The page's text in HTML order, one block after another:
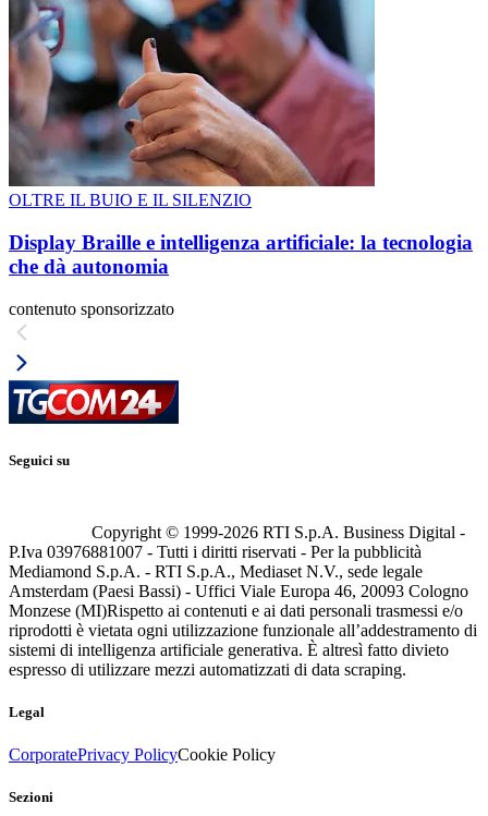
OLTRE IL BUIO E IL SILENZIO
Display Braille e intelligenza artificiale: la tecnologia
che dà autonomia
contenuto sponsorizzato
Seguici su
Copyright © 1999-2026 RTI S.p.A. Business Digital -
P.Iva 03976881007 - Tutti i diritti riservati - Per la pubblicità
Mediamond S.p.A. - RTI S.p.A., Mediaset N.V., sede legale
Amsterdam (Paesi Bassi) - Uffici Viale Europa 46, 20093 Cologno
Monzese (MI)Rispetto ai contenuti e ai dati personali trasmessi e/o
riprodotti è vietata ogni utilizzazione funzionale all’addestramento di
sistemi di intelligenza artificiale generativa. È altresì fatto divieto
espresso di utilizzare mezzi automatizzati di data scraping.
Legal
CorporatePrivacy PolicyCookie Policy
Sezioni